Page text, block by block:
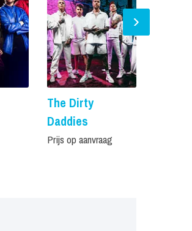
The Dirty
Daddies
Prijs op aanvraag